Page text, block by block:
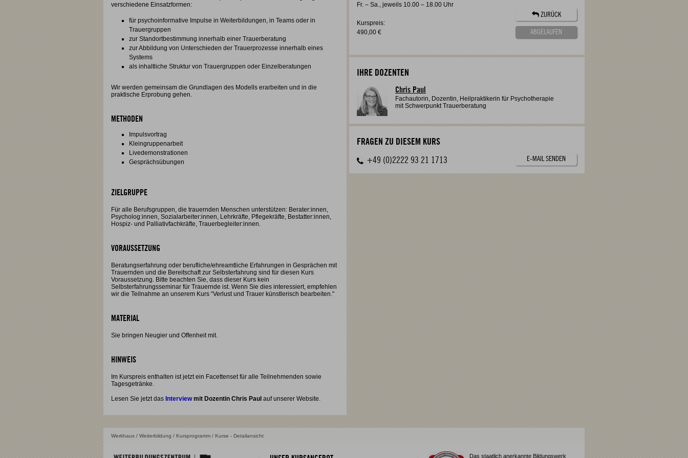
verschiedene Einsatzformen:
für psychoinformative Impulse in Weiterbildungen, in Teams oder in
Trauergruppen
zur Standortbestimmung innerhalb einer Trauerberatung
zur Abbildung von Unterschieden der Trauerprozesse innerhalb eines
Systems
als inhaltliche Struktur von Trauergruppen oder Einzelberatungen
Wir werden gemeinsam die Grundlagen des Modells erarbeiten und in die
praktische Erprobung gehen.
METHODEN
Impulsvortrag
Kleingruppenarbeit
Livedemonstrationen
Gesprächsübungen
ZIELGRUPPE
Für alle Berufsgruppen, die trauernden Menschen unterstützen: Berater:innen,
Psycholog:innen, Sozialarbeiter:innen, Lehrkräfte, Pflegekräfte, Bestatter:innen,
Hospiz- und Palliativfachkräfte, Trauerbegleiter:innen.
VORAUSSETZUNG
Beratungserfahrung oder berufliche/ehreamtliche Erfahrungen in Gesprächen mit
Trauernden und die Bereitschaft zur Selbsterfahrung sind für diesen Kurs
Voraussetzung. Bitte beachten Sie, dass dieser Kurs kein
Selbsterfahrungsseminar für Trauernde ist. Wenn Sie dies interessiert, empfehlen
wir die Teilnahme an unserem Kurs “Verlust und Trauer künstlerisch bearbeiten."
MATERIAL
Sie bringen Neugier und Offenheit mit.
HINWEIS
Im Kurspreis enthalten ist jetzt ein Facettenset für alle Teilnehmenden sowie
Tagesgetränke.
Lesen Sie jetzt das Interviewmit Dozentin Chris Paul auf unserer Website.
Fr. – Sa., jeweils 10.00 – 18.00 Uhr
Kurspreis:
490,00 €
ZURÜCK
ABGELAUFEN
IHRE DOZENTEN
Chris Paul
Fachautorin, Dozentin, Heilpraktikerin für Psychotherapie
mit Schwerpunkt Trauerberatung
FRAGEN ZU DIESEM KURS
+49 (0)2222 93 21 1713
E-MAIL SENDEN
Werkhaus / Weiterbildung / Kursprogramm / Kurse - Detailansicht
Das staatlich anerkannte Bildungswerk